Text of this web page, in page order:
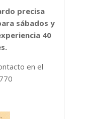
precisa
sábados y
40
en el